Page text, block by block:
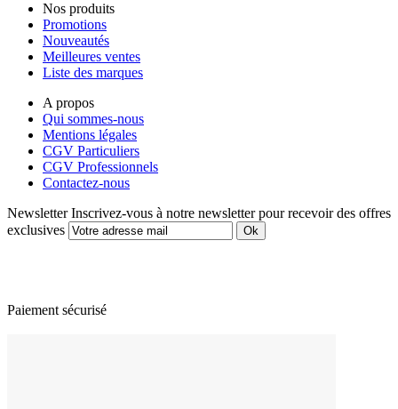
Nos produits
Promotions
Nouveautés
Meilleures ventes
Liste des marques
A propos
Qui sommes-nous
Mentions légales
CGV Particuliers
CGV Professionnels
Contactez-nous
Newsletter Inscrivez-vous à notre newsletter pour recevoir des offres
exclusives
Paiement sécurisé